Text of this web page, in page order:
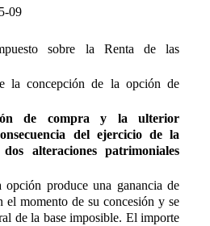
09
sobre la Renta de las
la concepción de la opción de
de compra y la ulterior
del ejercicio de la
alteraciones patrimoniales
produce una ganancia de
el momento de su concesión y se
de la base imposible. El importe